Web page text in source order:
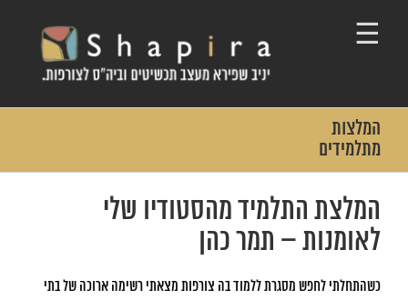
המלצות
מתלמידים
המלצת התלמיד מהסטודיו שלי
לאומנות – תמר כהן
כשהתחלתי לחפש מסגרת ללמוד בה צורפות מצאתי רשימה ארוכה של בתי